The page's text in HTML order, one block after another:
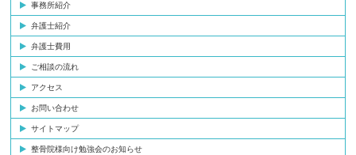
事務所紹介
弁護士紹介
弁護士費用
ご相談の流れ
アクセス
お問い合わせ
サイトマップ
整骨院様向け勉強会のお知らせ